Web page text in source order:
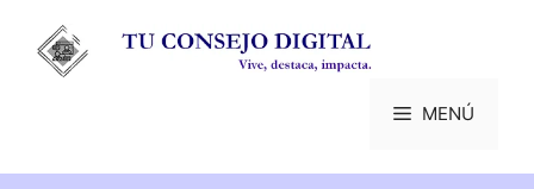
contenido
MENÚ